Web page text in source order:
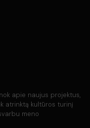
apie naujus projektus,
atrinktą kultūros turinį
meno